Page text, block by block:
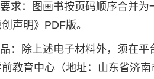
求：图画书按页码顺序合并
声明》PDF版。
：除上述电子材料外，须在
教育中心（地址：山东省济